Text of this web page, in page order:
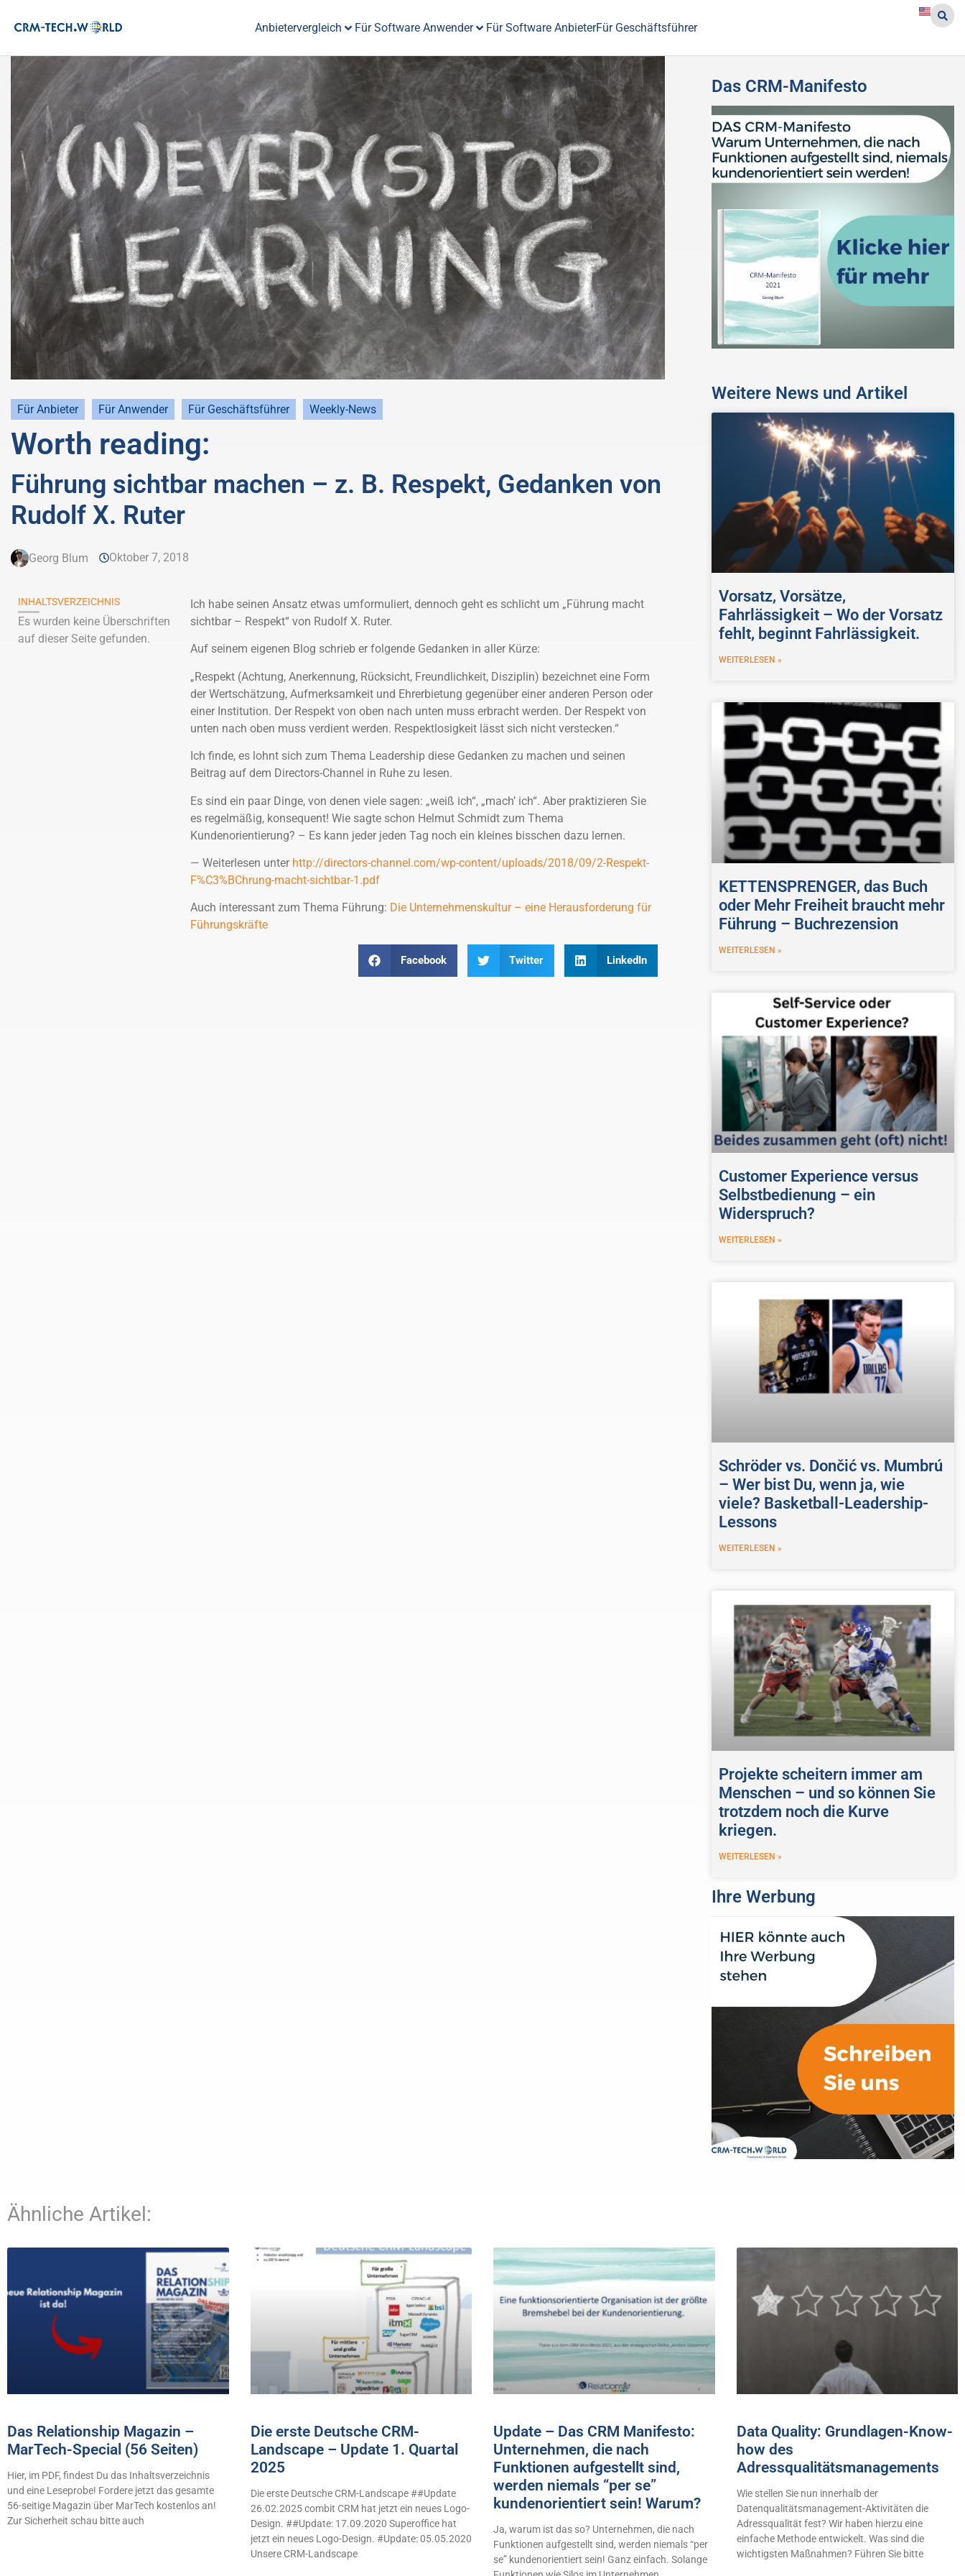
Anbietervergleich Für Software Anwender Für Software AnbieterFür Geschäftsführer
Für Anbieter Für Anwender Für Geschäftsführer Weekly-News
Worth reading:
Führung sichtbar machen – z. B. Respekt, Gedanken von
Rudolf X. Ruter
Georg Blum Oktober 7, 2018
INHALTSVERZEICHNIS
Es wurden keine Überschriften
auf dieser Seite gefunden.
Ich habe seinen Ansatz etwas umformuliert, dennoch geht es schlicht um „Führung macht
sichtbar – Respekt“ von Rudolf X. Ruter.
Auf seinem eigenen Blog schrieb er folgende Gedanken in aller Kürze:
„Respekt (Achtung, Anerkennung, Rücksicht, Freundlichkeit, Disziplin) bezeichnet eine Form
der Wertschätzung, Aufmerksamkeit und Ehrerbietung gegenüber einer anderen Person oder
einer Institution. Der Respekt von oben nach unten muss erbracht werden. Der Respekt von
unten nach oben muss verdient werden. Respektlosigkeit lässt sich nicht verstecken.“
Ich finde, es lohnt sich zum Thema Leadership diese Gedanken zu machen und seinen
Beitrag auf dem Directors-Channel in Ruhe zu lesen.
Es sind ein paar Dinge, von denen viele sagen: „weiß ich“, „mach’ ich“. Aber praktizieren Sie
es regelmäßig, konsequent! Wie sagte schon Helmut Schmidt zum Thema
Kundenorientierung? – Es kann jeder jeden Tag noch ein kleines bisschen dazu lernen.
— Weiterlesen unter http://directors-channel.com/wp-content/uploads/2018/09/2-Respekt-
F%C3%BChrung-macht-sichtbar-1.pdf
Auch interessant zum Thema Führung: Die Unternehmenskultur – eine Herausforderung für
Führungskräfte
Facebook Twitter LinkedIn
Das CRM-Manifesto
Weitere News und Artikel
Vorsatz, Vorsätze,
Fahrlässigkeit – Wo der Vorsatz
fehlt, beginnt Fahrlässigkeit.
WEITERLESEN »
KETTENSPRENGER, das Buch
oder Mehr Freiheit braucht mehr
Führung – Buchrezension
WEITERLESEN »
Customer Experience versus
Selbstbedienung – ein
Widerspruch?
WEITERLESEN »
Schröder vs. Dončić vs. Mumbrú
– Wer bist Du, wenn ja, wie
viele? Basketball-Leadership-
Lessons
WEITERLESEN »
Projekte scheitern immer am
Menschen – und so können Sie
trotzdem noch die Kurve
kriegen.
WEITERLESEN »
Ihre Werbung
Ähnliche Artikel:
Das Relationship Magazin –
MarTech-Special (56 Seiten)
Hier, im PDF, findest Du das Inhaltsverzeichnis
und eine Leseprobe! Fordere jetzt das gesamte
56-seitige Magazin über MarTech kostenlos an!
Zur Sicherheit schau bitte auch
Die erste Deutsche CRM-
Landscape – Update 1. Quartal
2025
Die erste Deutsche CRM-Landscape ##Update
26.02.2025 combit CRM hat jetzt ein neues Logo-
Design. ##Update: 17.09.2020 Superoffice hat
jetzt ein neues Logo-Design. #Update: 05.05.2020
Unsere CRM-Landscape
Update – Das CRM Manifesto:
Unternehmen, die nach
Funktionen aufgestellt sind,
werden niemals “per se”
kundenorientiert sein! Warum?
Ja, warum ist das so? Unternehmen, die nach
Funktionen aufgestellt sind, werden niemals “per
se” kundenorientiert sein! Ganz einfach. Solange
Data Quality: Grundlagen-Know-
how des
Adressqualitätsmanagements
Wie stellen Sie nun innerhalb der
Datenqualitätsmanagement-Aktivitäten die
Adressqualität fest? Wir haben hierzu eine
einfache Methode entwickelt. Was sind die
wichtigsten Maßnahmen? Führen Sie bitte